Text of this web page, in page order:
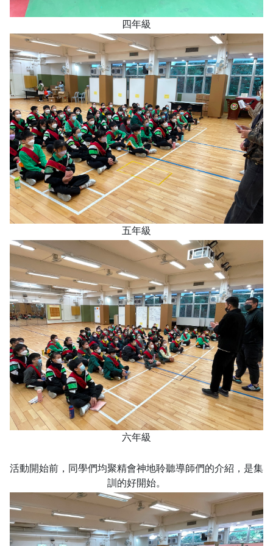
四年級
五年級
六年級
活動開始前，同學們均聚精會神地聆聽導師們的介紹，是集
訓的好開始。